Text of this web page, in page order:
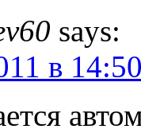
says:
в